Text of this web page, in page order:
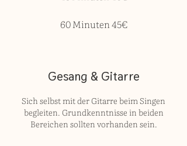
60 Minuten 45€
Gesang & Gitarre
Sich selbst mit der Gitarre beim Singen
begleiten. Grundkenntnisse in beiden
Bereichen sollten vorhanden sein.